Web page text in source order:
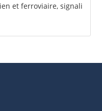
et ferroviaire, signali